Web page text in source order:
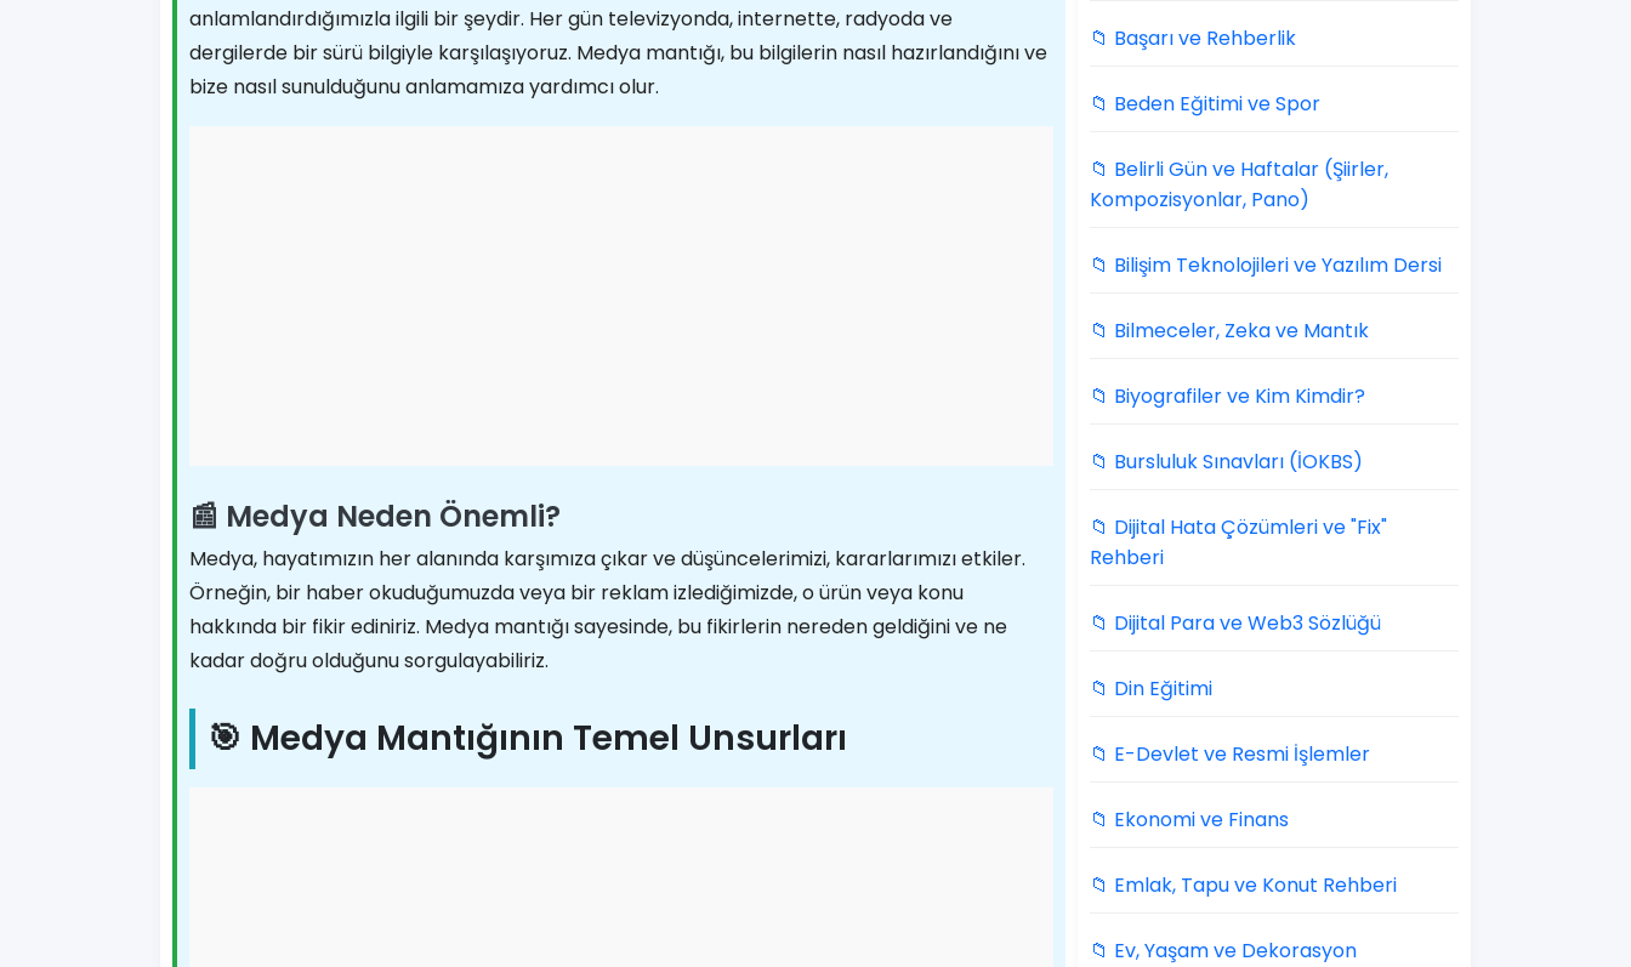
anlamlandırdığımızla ilgili bir şeydir. Her gün televizyonda, internette, radyoda ve
dergilerde bir sürü bilgiyle karşılaşıyoruz. Medya mantığı, bu bilgilerin nasıl hazırlandığını ve
bize nasıl sunulduğunu anlamamıza yardımcı olur.
📰 Medya Neden Önemli?
Medya, hayatımızın her alanında karşımıza çıkar ve düşüncelerimizi, kararlarımızı etkiler.
Örneğin, bir haber okuduğumuzda veya bir reklam izlediğimizde, o ürün veya konu
hakkında bir fikir ediniriz. Medya mantığı sayesinde, bu fikirlerin nereden geldiğini ve ne
kadar doğru olduğunu sorgulayabiliriz.
🎯 Medya Mantığının Temel Unsurları
📁 Başarı ve Rehberlik
📁 Beden Eğitimi ve Spor
📁 Belirli Gün ve Haftalar (Şiirler,
Kompozisyonlar, Pano)
📁 Bilişim Teknolojileri ve Yazılım Dersi
📁 Bilmeceler, Zeka ve Mantık
📁 Biyografiler ve Kim Kimdir?
📁 Bursluluk Sınavları (İOKBS)
📁 Dijital Hata Çözümleri ve "Fix"
Rehberi
📁 Dijital Para ve Web3 Sözlüğü
📁 Din Eğitimi
📁 E-Devlet ve Resmi İşlemler
📁 Ekonomi ve Finans
📁 Emlak, Tapu ve Konut Rehberi
📁 Ev, Yaşam ve Dekorasyon